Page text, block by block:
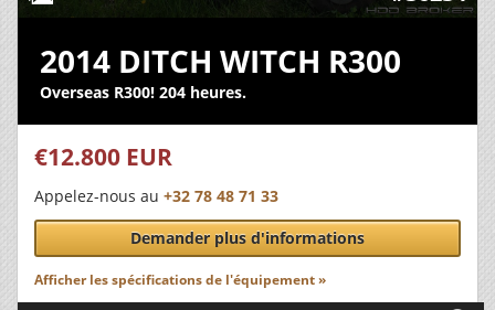
2014 DITCH WITCH R300
Overseas R300! 204 heures.
€12.800 EUR
Appelez-nous au +32 78 48 71 33
Demander plus d'informations
Afficher les spécifications de l'équipement »